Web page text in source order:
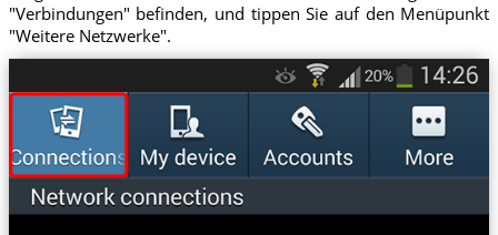
"Verbindungen" befinden, und tippen Sie auf den Menüpunkt
"Weitere Netzwerke".